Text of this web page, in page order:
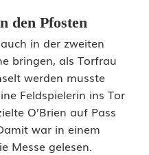
den Pfosten
in der zweiten
bringen, als Torfrau
werden musste
Feldspielerin ins Tor
O’Brien auf Pass
war in einem
Messe gelesen.